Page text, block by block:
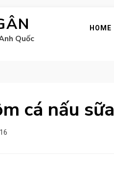
Quốc
HOME
cá nấu sữa